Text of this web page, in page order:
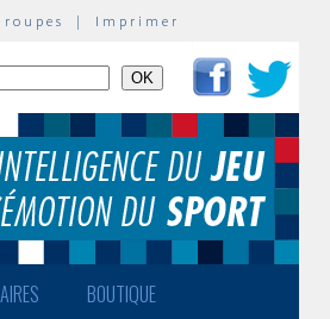
| Imprimer
BOUTIQUE